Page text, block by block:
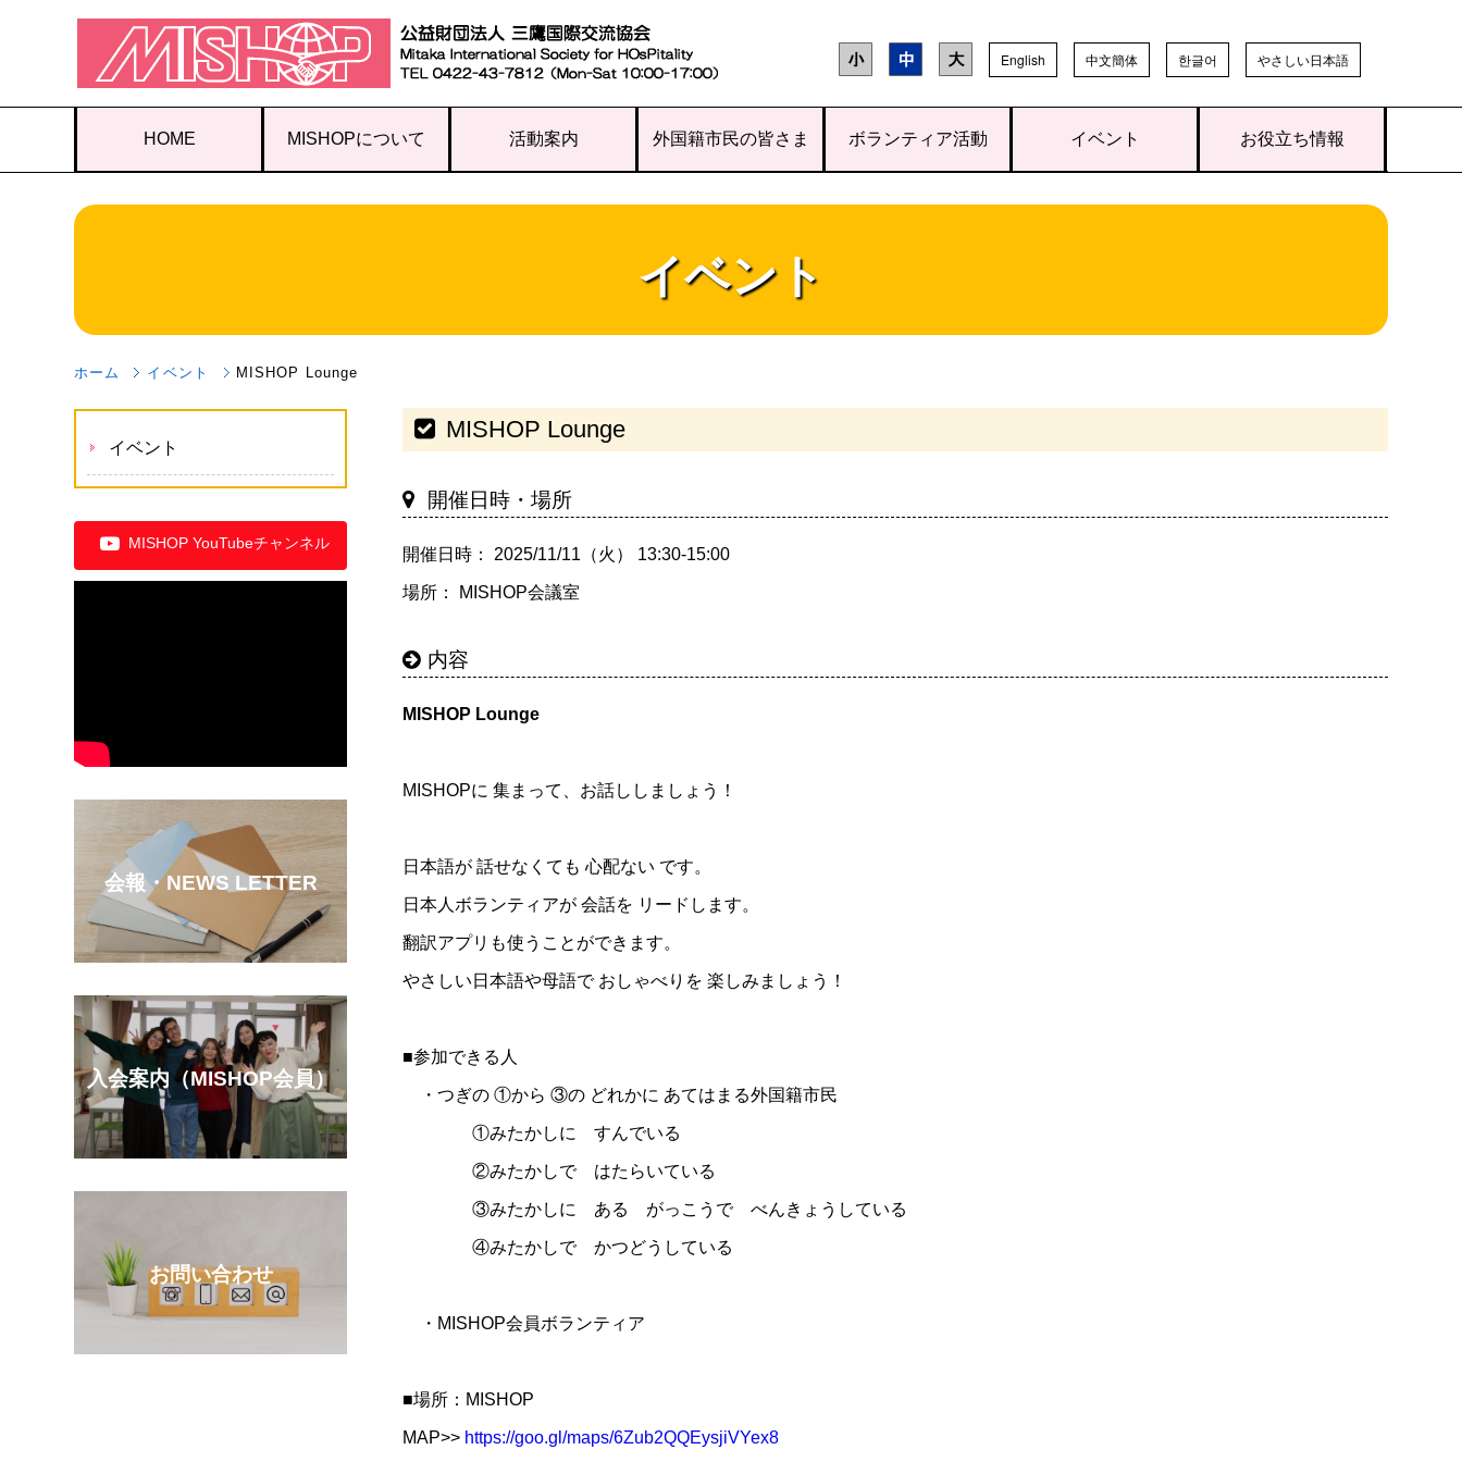
English 中文簡体 한글어 やさしい日本語
HOME MISHOPについて 活動案内 外国籍市民の皆さま ボランティア活動 イベント お役立ち情報
イベント
ホーム イベント MISHOP Lounge
MISHOP Lounge
開催日時・場所
開催日時： 2025/11/11（火） 13:30-15:00
場所： MISHOP会議室
内容
MISHOP Lounge
MISHOPに 集まって、お話ししましょう！
日本語が 話せなくても 心配ない です。
日本人ボランティアが 会話を リードします。
翻訳アプリも使うことができます。
やさしい日本語や母語で おしゃべりを 楽しみましょう！
■参加できる人
・つぎの ①から ③の どれかに あてはまる外国籍市民
①みたかしに すんでいる
②みたかしで はたらいている
③みたかしに ある がっこうで べんきょうしている
④みたかしで かつどうしている
・MISHOP会員ボランティア
■場所：MISHOP
MAP>> https://goo.gl/maps/6Zub2QQEysjiVYex8
イベント
MISHOP YouTubeチャンネル
会報・NEWS LETTER
入会案内（MISHOP会員）
お問い合わせ